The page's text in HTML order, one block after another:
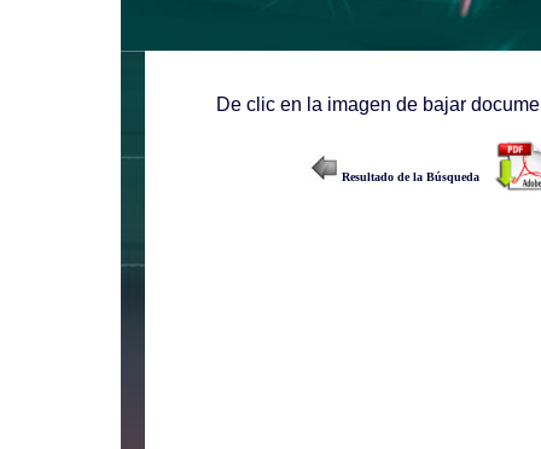
De clic en la imagen de bajar
Resultado de la Búsqueda